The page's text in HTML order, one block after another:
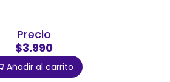
Precio
$3.990
Añadir al carrito